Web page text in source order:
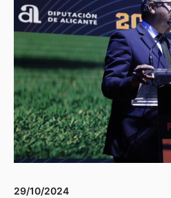
29/10/2024